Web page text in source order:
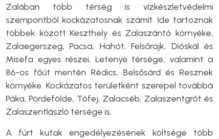
Zalában több térség is vízkészletvédelmi
szempontból kockázatosnak számít. Ide tartoznak
többek között Keszthely és Zalaszántó környéke,
Zalaegerszeg, Pacsa, Hahót, Felsőrajk, Dióskál és
Misefa egyes részei, Letenye térsége, valamint a
86-os főút mentén Rédics, Belsősárd és Resznek
környéke. Kockázatos területként szerepel továbbá
Páka, Pördefölde, Tófej, Zalacséb, Zalaszentgrót és
Zalaszentlászló térsége is.
A fúrt kutak engedélyezésének költsége több